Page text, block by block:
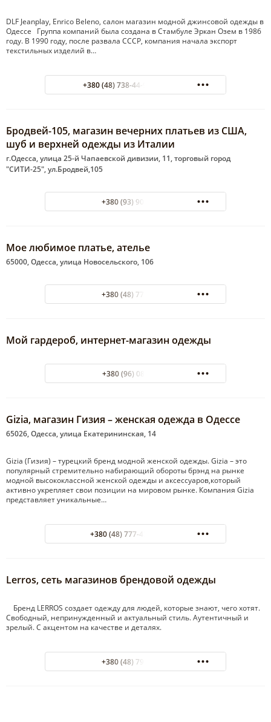
DLF Jeanplay, Enrico Beleno, салон магазин модной джинсовой одежды в
Одессе Группа компаний была создана в Стамбуле Эркан Озем в 1986
году. В 1990 году, после развала СССР, компания начала экспорт
текстильных изделий в…
+380 (48) 738-44-93 ТЦ Афина
Бродвей-105, магазин вечерних платьев из США,
шуб и верхней одежды из Италии
г.Одесса, улица 25-й Чапаевской дивизии, 11, торговый город
"СИТИ-25", ул.Бродвей,105
+380 (93) 900-76-79
Мое любимое платье, ателье
65000, Одесса, улица Новосельского, 106
+380 (48) 772-37-16
Мой гардероб, интернет-магазин одежды
+380 (96) 084 66 88
Gizia, магазин Гизия – женская одежда в Одессе
65026, Одесса, улица Екатерининская, 14
Gizia (Гизия) – турецкий бренд модной женской одежды. Gizia – это
популярный стремительно набирающий обороты брэнд на рынке
модной высококлассной женской одежды и аксессуаров,который
активно укрепляет свои позиции на мировом рынке. Компания Gizia
представляет уникальные…
+380 (48) 777-43-84 outlet
Lerros, сеть магазинов брендовой одежды
Бренд LERROS создает одежду для людей, которые знают, чего хотят.
Свободный, непринужденный и актуальный стиль. Аутентичный и
зрелый. С акцентом на качестве и деталях.
+380 (48) 796-52-86